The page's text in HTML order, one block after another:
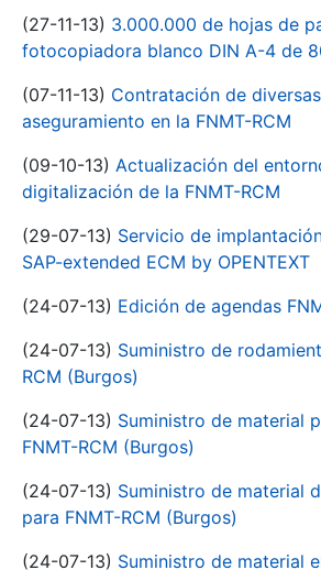
(27-11-13) 3.000.000 de hojas de
fotocopiadora blanco DIN A-4 de
(07-11-13) Contratación de
aseguramiento en la FNMT-RCM
(09-10-13) Actualización del
digitalización de la FNMT-RCM
(29-07-13) Servicio de
SAP-extended ECM by OPENTEXT
(24-07-13) Edición de agendas
(24-07-13) Suministro de
RCM (Burgos)
(24-07-13) Suministro de material
FNMT-RCM (Burgos)
(24-07-13) Suministro de material
para FNMT-RCM (Burgos)
(24-07-13) Suministro de material